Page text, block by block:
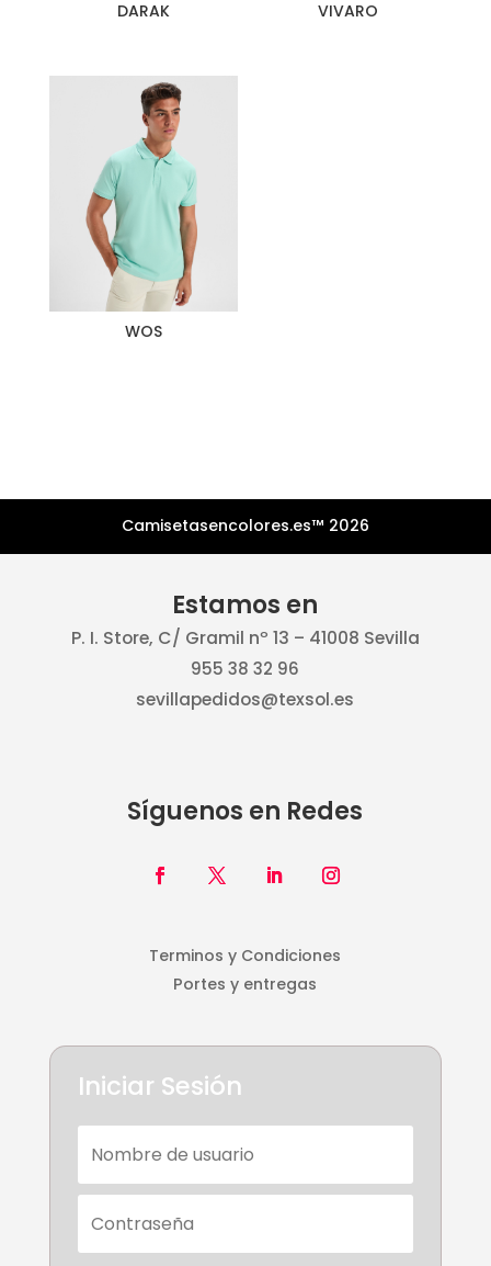
DARAK VIVARO
WOS
Camisetasencolores.es™ 2026
Estamos en
P. I. Store, C/ Gramil nº 13 – 41008 Sevilla
955 38 32 96
sevillapedidos@texsol.es
Síguenos en Redes
Terminos y Condiciones
Portes y entregas
Iniciar Sesión